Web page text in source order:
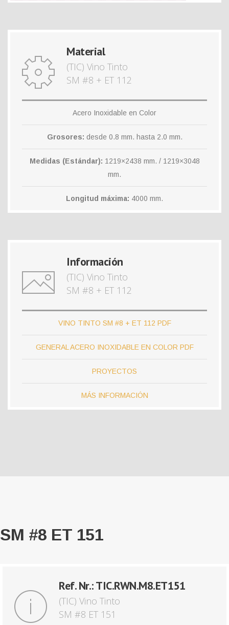
Material
(TIC) Vino Tinto
SM #8 + ET 112
Acero Inoxidable en Color
Grosores: desde 0.8 mm. hasta 2.0 mm.
Medidas (Estándar): 1219×2438 mm. / 1219×3048
mm.
Longitud máxima: 4000 mm.
Información
(TIC) Vino Tinto
SM #8 + ET 112
VINO TINTO SM #8 + ET 112 PDF
GENERAL ACERO INOXIDABLE EN COLOR PDF
PROYECTOS
MÁS INFORMACIÓN
SM #8 ET 151
Ref. Nr.: TIC.RWN.M8.ET151
(TIC) Vino Tinto
SM #8 ET 151